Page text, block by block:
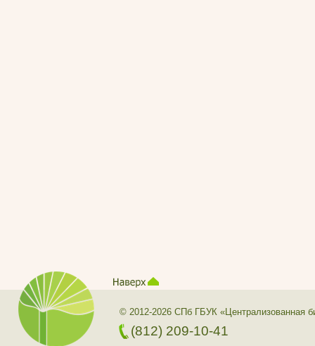
© 2012-2026 СПб ГБУК «Централизованная
(812) 209-10-41